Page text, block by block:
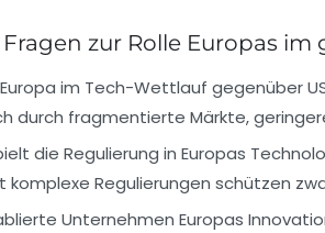
Fragen zur Rolle Europas
im Tech-Wettlauf gegenüber
durch fragmentierte Märkte,
die Regulierung in Europas
komplexe Regulierungen schützen
Unternehmen Europas